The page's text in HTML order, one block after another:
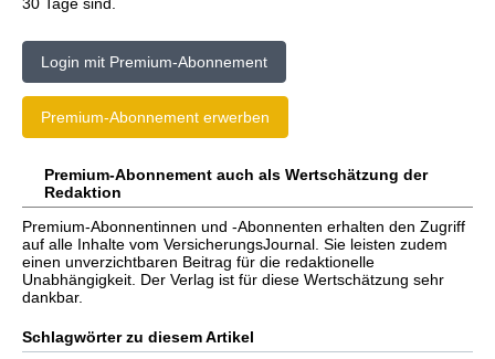
Login mit Premium-Abonnement
Premium-Abonnement erwerben
Premium-Abonnement auch als Wertschätzung der
Redaktion
Premium-Abonnentinnen und -Abonnenten erhalten den Zugriff
auf alle Inhalte vom VersicherungsJournal. Sie leisten zudem
einen unverzichtbaren Beitrag für die redaktionelle
Unabhängigkeit. Der Verlag ist für diese Wertschätzung sehr
dankbar.
Schlagwörter zu diesem Artikel